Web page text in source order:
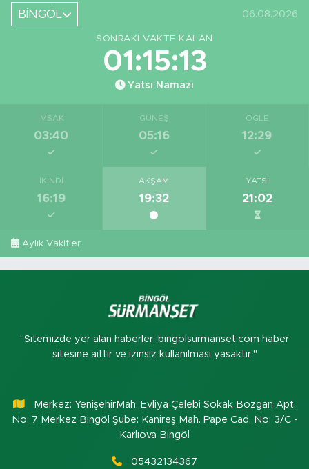
BİNGÖL 06.08.2026
SONRAKI VAKTE KALAN
01:15:12
Yatsı Namazı
İMSAK
03:40
GÜNEŞ
05:16
ÖĞLE
12:29
İKINDI
16:19
AKŞAM
19:32
YATSI
21:02
Aylık Vakitler
"Sitemizde yer alan haberler, bingolsurmanset.com haber
sitesine aittir ve izinsiz kullanılması yasaktır."
Merkez: YenişehirMah. Evliya Çelebi Sokak Bozgan Apt.
No: 7 Merkez Bingöl Şube: Kanireş Mah. Pape Cad. No: 3/C -
Karlıova Bingöl
05432134367